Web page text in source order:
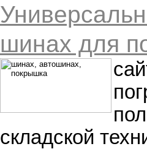
шинах для
складской